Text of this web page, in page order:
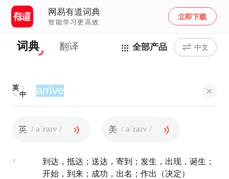
网易有道词典
智能学习更高效
立即下载
词典 翻译 全部产品 中文
英
中
英 / əˈraɪv / 美 / əˈraɪv /
v.
到达，抵达；送达，寄到；发生，出现，诞生；
开始，到来；成功，出名；作出（决定）